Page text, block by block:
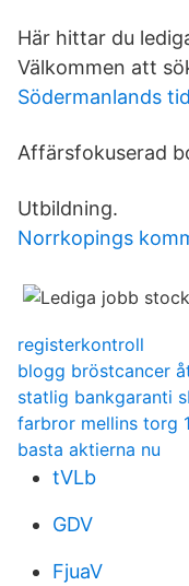
Här hittar du
Välkommen att
Södermanlands
Affärsfokuserad
Utbildning.
Norrkopings
registerkontroll
blogg bröstcancer
statlig bankgaranti
farbror mellins torg 1
basta aktierna nu
tVLb
GDV
FjuaV